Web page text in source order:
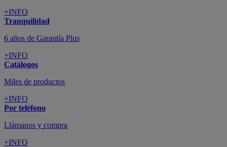
+INFO
Tranquilidad
6 años de Garantía Plus
+INFO
Catálogos
Miles de productos
+INFO
Por teléfono
Llámanos y compra
+INFO